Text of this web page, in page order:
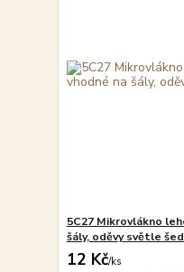
5C27 Mikrovlákno
šály, oděvy světle
12 Kč/ks